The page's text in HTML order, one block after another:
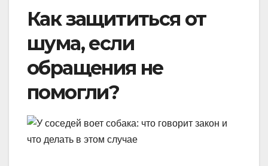
Как защититься от
шума, если
обращения не
помогли?